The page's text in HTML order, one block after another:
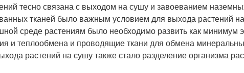
тесно связана с выходом на сушу и завоеванием
тканей было важным условием для выхода растений
среде растениям было необходимо развить как минимум
и теплообмена и проводящие ткани для обмена
растений на сушу также стало разделение организма